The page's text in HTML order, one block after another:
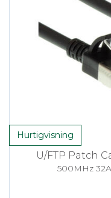
Hurtigvisning
U/FTP Patch
500MHz